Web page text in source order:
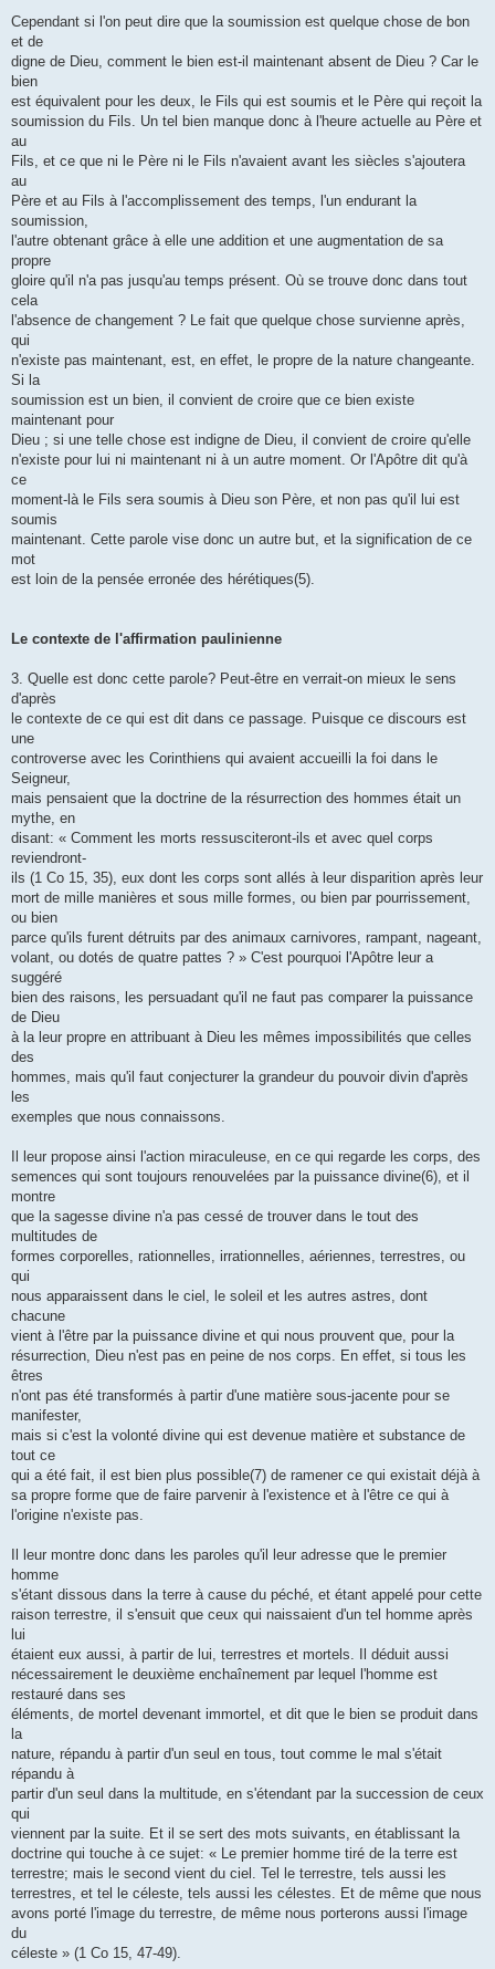
Cependant si l'on peut dire que la soumission est quelque chose de bon
et de
digne de Dieu, comment le bien est-il maintenant absent de Dieu ? Car le
bien
est équivalent pour les deux, le Fils qui est soumis et le Père qui reçoit la
soumission du Fils. Un tel bien manque donc à l'heure actuelle au Père et
au
Fils, et ce que ni le Père ni le Fils n'avaient avant les siècles s'ajoutera
au
Père et au Fils à l'accomplissement des temps, l'un endurant la
soumission,
l'autre obtenant grâce à elle une addition et une augmentation de sa
propre
gloire qu'il n'a pas jusqu'au temps présent. Où se trouve donc dans tout
cela
l'absence de changement ? Le fait que quelque chose survienne après,
qui
n'existe pas maintenant, est, en effet, le propre de la nature changeante.
Si la
soumission est un bien, il convient de croire que ce bien existe
maintenant pour
Dieu ; si une telle chose est indigne de Dieu, il convient de croire qu'elle
n'existe pour lui ni maintenant ni à un autre moment. Or l'Apôtre dit qu'à
ce
moment-là le Fils sera soumis à Dieu son Père, et non pas qu'il lui est
soumis
maintenant. Cette parole vise donc un autre but, et la signification de ce
mot
est loin de la pensée erronée des hérétiques(5).
Le contexte de l'affirmation paulinienne
3. Quelle est donc cette parole? Peut-être en verrait-on mieux le sens
d'après
le contexte de ce qui est dit dans ce passage. Puisque ce discours est
une
controverse avec les Corinthiens qui avaient accueilli la foi dans le
Seigneur,
mais pensaient que la doctrine de la résurrection des hommes était un
mythe, en
disant: « Comment les morts ressusciteront-ils et avec quel corps
reviendront-
ils (1 Co 15, 35), eux dont les corps sont allés à leur disparition après leur
mort de mille manières et sous mille formes, ou bien par pourrissement,
ou bien
parce qu'ils furent détruits par des animaux carnivores, rampant, nageant,
volant, ou dotés de quatre pattes ? » C'est pourquoi l'Apôtre leur a
suggéré
bien des raisons, les persuadant qu'il ne faut pas comparer la puissance
de Dieu
à la leur propre en attribuant à Dieu les mêmes impossibilités que celles
des
hommes, mais qu'il faut conjecturer la grandeur du pouvoir divin d'après
les
exemples que nous connaissons.
Il leur propose ainsi l'action miraculeuse, en ce qui regarde les corps, des
semences qui sont toujours renouvelées par la puissance divine(6), et il
montre
que la sagesse divine n'a pas cessé de trouver dans le tout des
multitudes de
formes corporelles, rationnelles, irrationnelles, aériennes, terrestres, ou
qui
nous apparaissent dans le ciel, le soleil et les autres astres, dont
chacune
vient à l'être par la puissance divine et qui nous prouvent que, pour la
résurrection, Dieu n'est pas en peine de nos corps. En effet, si tous les
êtres
n'ont pas été transformés à partir d'une matière sous-jacente pour se
manifester,
mais si c'est la volonté divine qui est devenue matière et substance de
tout ce
qui a été fait, il est bien plus possible(7) de ramener ce qui existait déjà à
sa propre forme que de faire parvenir à l'existence et à l'être ce qui à
l'origine n'existe pas.
Il leur montre donc dans les paroles qu'il leur adresse que le premier
homme
s'étant dissous dans la terre à cause du péché, et étant appelé pour cette
raison terrestre, il s'ensuit que ceux qui naissaient d'un tel homme après
lui
étaient eux aussi, à partir de lui, terrestres et mortels. Il déduit aussi
nécessairement le deuxième enchaînement par lequel l'homme est
restauré dans ses
éléments, de mortel devenant immortel, et dit que le bien se produit dans
la
nature, répandu à partir d'un seul en tous, tout comme le mal s'était
répandu à
partir d'un seul dans la multitude, en s'étendant par la succession de ceux
qui
viennent par la suite. Et il se sert des mots suivants, en établissant la
doctrine qui touche à ce sujet: « Le premier homme tiré de la terre est
terrestre; mais le second vient du ciel. Tel le terrestre, tels aussi les
terrestres, et tel le céleste, tels aussi les célestes. Et de même que nous
avons porté l'image du terrestre, de même nous porterons aussi l'image
du
céleste » (1 Co 15, 47-49).